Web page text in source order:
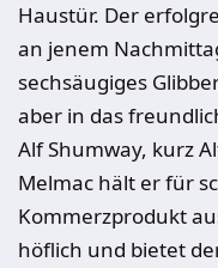
Haustür. Der
an jenem
sechsäugiges
aber in das
Alf Shumway, kurz
Melmac hält er für
Kommerzprodukt
höflich und bietet